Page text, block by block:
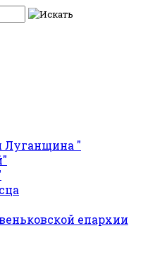
Луганщина "
епархии